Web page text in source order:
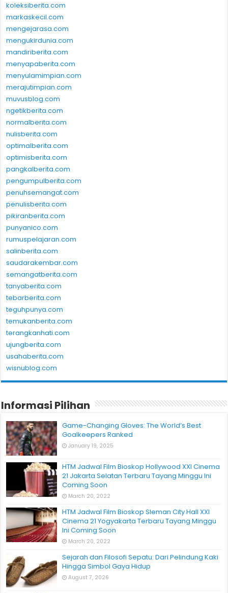
koleksiberita.com
markaskecil.com
mengejarasa.com
mengukirdunia.com
mandiriberita.com
menyapaberita.com
menyulamimpian.com
merajutimpian.com
muvusblog.com
ngetikberita.com
normalberita.com
nulisberita.com
optimalberita.com
optimisberita.com
pangkalberita.com
pengumpulberita.com
penuhsemangat.com
penulisberita.com
pikiranberita.com
punyanico.com
rumuspelajaran.com
salinberita.com
saudarakembar.com
semangatberita.com
tanyaberita.com
tebarberita.com
teguhpunya.com
temukanberita.com
terangkanhati.com
ujungberita.com
usahaberita.com
wisnublog.com
Informasi Pilihan
Game-Changing Gloves: The World’s Best
Goalkeepers Ranked
January 19, 2025
HTM Jadwal Film Bioskop Hollywood XXI Cinema
21 Jakarta Selatan Terbaru Tayang Minggu Ini
Coming Soon
March 20, 2022
HTM Jadwal Film Bioskop Sleman City Hall XXI
Cinema 21 Yogyakarta Terbaru Tayang Minggu
Ini Coming Soon
March 20, 2022
Sejarah dan Filosofi Sepatu: Dari Pelindung Kaki
Hingga Simbol Gaya Hidup
August 7, 2026